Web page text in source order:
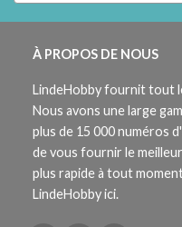
À PROPOS DE NOUS
LindeHobby fournit tout
Nous avons une large
plus de 15 000 numéros
de vous fournir le
plus rapide à tout
LindeHobby ici.